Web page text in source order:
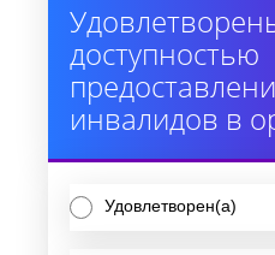
доступностью
инвалидов в
Удовлетворен(а)